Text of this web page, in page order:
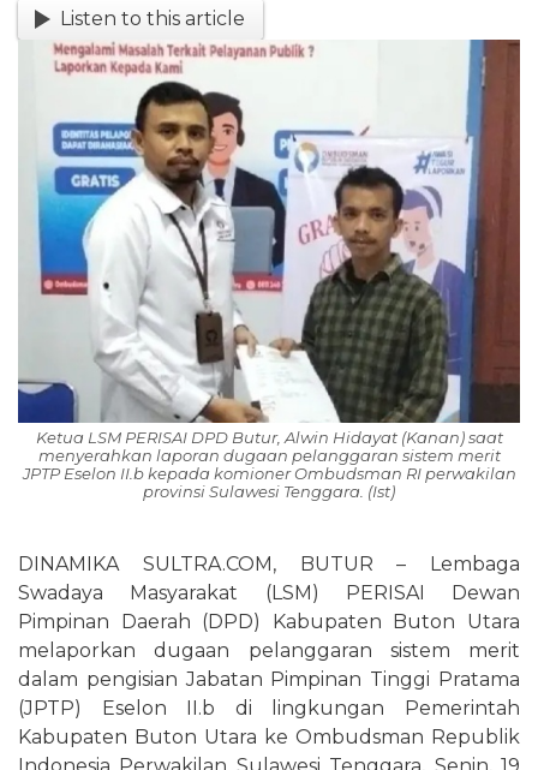
Listen to this article
Ketua LSM PERISAI DPD Butur, Alwin Hidayat (Kanan) saat
menyerahkan laporan dugaan pelanggaran sistem merit
JPTP Eselon II.b kepada komioner Ombudsman RI perwakilan
provinsi Sulawesi Tenggara. (Ist)
DINAMIKA SULTRA.COM, BUTUR – Lembaga
Swadaya Masyarakat (LSM) PERISAI Dewan
Pimpinan Daerah (DPD) Kabupaten Buton Utara
melaporkan dugaan pelanggaran sistem merit
dalam pengisian Jabatan Pimpinan Tinggi Pratama
(JPTP) Eselon II.b di lingkungan Pemerintah
Kabupaten Buton Utara ke Ombudsman Republik